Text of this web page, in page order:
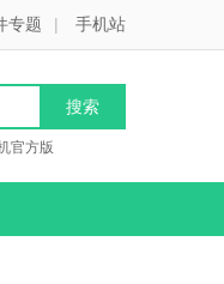
专题 | 手机站
官方版